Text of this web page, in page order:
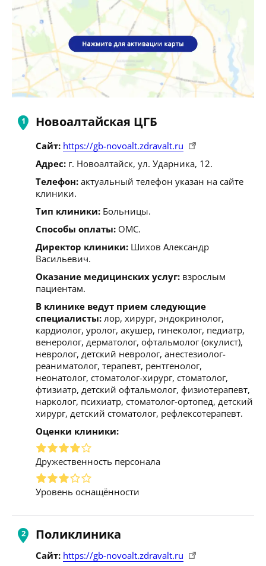
Новоалтайская ЦГБ
Сайт: https://gb-novoalt.zdravalt.ru
Адрес: г. Новоалтайск, ул. Ударника, 12.
Телефон: актуальный телефон указан на сайте
клиники.
Тип клиники: Больницы.
Способы оплаты: ОМС.
Директор клиники: Шихов Александр
Васильевич.
Оказание медицинских услуг: взрослым
пациентам.
В клинике ведут прием следующие
специалисты: лор, хирург, эндокринолог,
кардиолог, уролог, акушер, гинеколог, педиатр,
венеролог, дерматолог, офтальмолог (окулист),
невролог, детский невролог, анестезиолог-
реаниматолог, терапевт, рентгенолог,
неонатолог, стоматолог-хирург, стоматолог,
фтизиатр, детский офтальмолог, физиотерапевт,
нарколог, психиатр, стоматолог-ортопед, детский
хирург, детский стоматолог, рефлексотерапевт.
Оценки клиники:
Дружественность персонала
Уровень оснащённости
Поликлиника
Сайт: https://gb-novoalt.zdravalt.ru